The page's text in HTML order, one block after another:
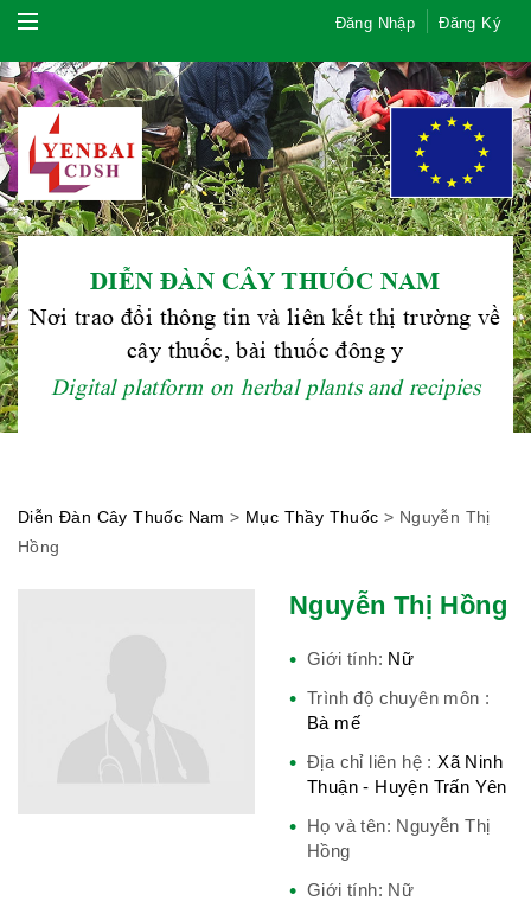
Đăng Nhập Đăng Ký
DIỄN ĐÀN CÂY THUỐC NAM
Nơi trao đổi thông tin và liên kết thị trường về
cây thuốc, bài thuốc đông y
Digital platform on herbal plants and recipies
Diễn Đàn Cây Thuốc Nam > Mục Thầy Thuốc > Nguyễn Thị
Hồng
Nguyễn Thị Hồng
Giới tính: Nữ
Trình độ chuyên môn :
Bà mế
Địa chỉ liên hệ :Xã Ninh
Thuận - Huyện Trấn Yên
Họ và tên: Nguyễn Thị
Hồng
Giới tính: Nữ
Hội Đông Y TP. Hà Nội
Hiệp hội bệnh viện tư nhân Việt
Cục quản lý y dược cổ truyền -